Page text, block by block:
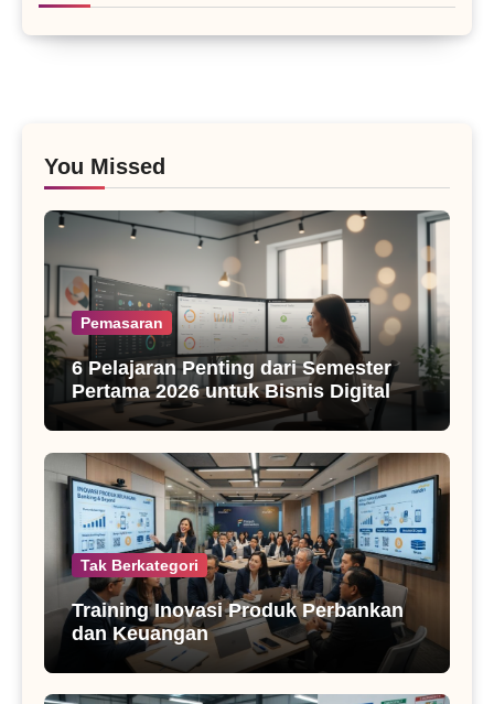
You Missed
Pemasaran
6 Pelajaran Penting dari Semester
Pertama 2026 untuk Bisnis Digital
Tak Berkategori
Training Inovasi Produk Perbankan
dan Keuangan